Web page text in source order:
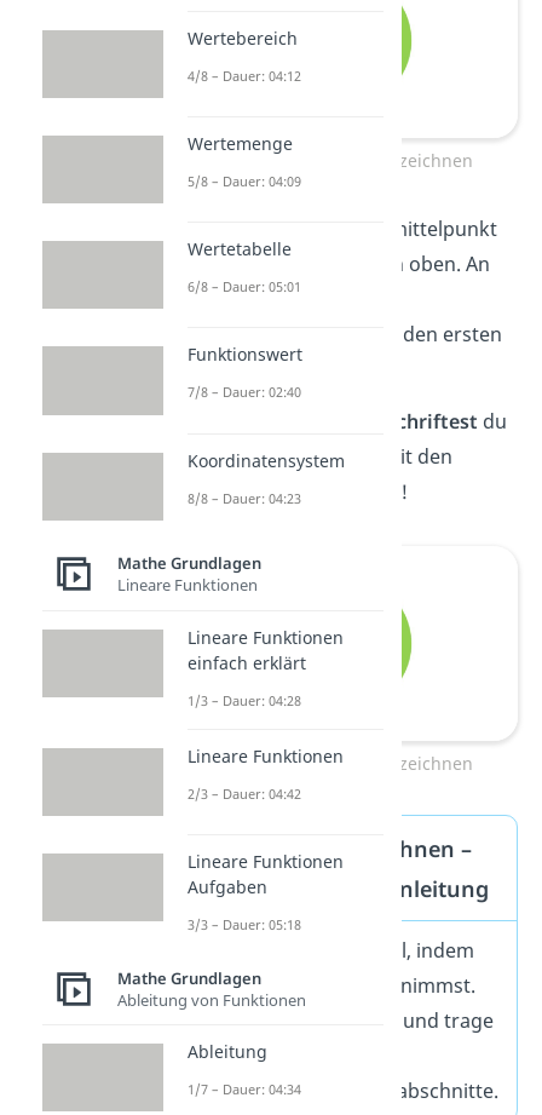
Kreisdiagramm selbst zeichnen
Zeichne vom Kreismittelpunkt
eine Linie senkrecht nach oben. An
diese kannst du nun dein
anlegen und den ersten
Winkel einzeichnen.
beschriftest du
deine Winkel nur noch mit den
richtigen Anteilen! Super!
Kreisdiagramm selbst zeichnen
Kreisdiagramm zeichnen –
Schritt-für-Schritt-Anleitung
(1) Berechne die Winkel, indem
du den Anteil mal 360° nimmst.
(2) Zeichne einen Kreis und trage
die Winkel ein.
(3) Beschrifte die Kreisabschnitte.
Wertebereich
4/8 – Dauer: 04:12
Wertemenge
5/8 – Dauer: 04:09
Wertetabelle
6/8 – Dauer: 05:01
Funktionswert
7/8 – Dauer: 02:40
Koordinatensystem
8/8 – Dauer: 04:23
Mathe Grundlagen
Lineare Funktionen
Lineare Funktionen
einfach erklärt
1/3 – Dauer: 04:28
Lineare Funktionen
2/3 – Dauer: 04:42
Lineare Funktionen
Aufgaben
3/3 – Dauer: 05:18
Mathe Grundlagen
Ableitung von Funktionen
Ableitung
1/7 – Dauer: 04:34